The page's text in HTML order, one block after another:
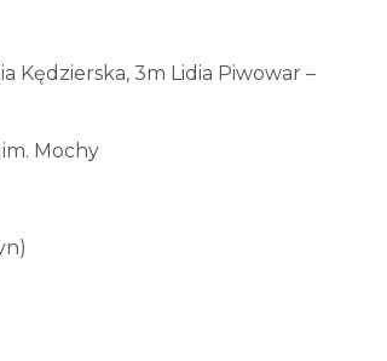
Kędzierska, 3m Lidia Piwowar –
Mochy